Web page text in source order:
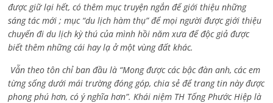
được giữ lại hết, có thêm mục truyện ngắn để giới thiệu những
sáng tác mới ; mục “du lịch hàm thụ” để mọi người được giới thiệu
chuyến đi du lịch kỳ thú của mình hồi năm xưa để độc giả được
biết thêm những cái hay lạ ở một vùng đất khác.
Vẫn theo tôn chỉ ban đầu là “Mong được các bậc đàn anh, các em
từng sống dưới mái trường đóng góp, chia sẻ để trang tin này được
phong phú hơn, có ý nghĩa hơn”. Khái niệm TH Tống Phước Hiệp là